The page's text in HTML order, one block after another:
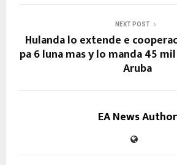
NEXT POST
Hulanda lo extende e
pa 6 luna mas y lo manda 45
Aruba
EA News Author